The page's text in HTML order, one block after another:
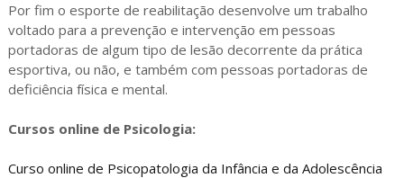
Por fim o esporte de reabilitação desenvolve um trabalho
voltado para a prevenção e intervenção em pessoas
portadoras de algum tipo de lesão decorrente da prática
esportiva, ou não, e também com pessoas portadoras de
deficiência física e mental.
Cursos online de Psicologia:
Curso online de Psicopatologia da Infância e da Adolescência